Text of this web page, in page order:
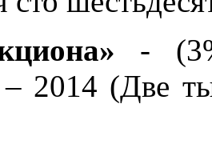
-
2014 (Две